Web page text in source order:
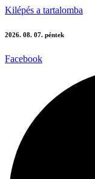
Kilépés a tartalomba
2026. 08. 07. péntek
Facebook